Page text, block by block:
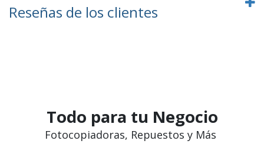
Reseñas de los clientes
Todo para tu Negocio
Fotocopiadoras, Repuestos y Más